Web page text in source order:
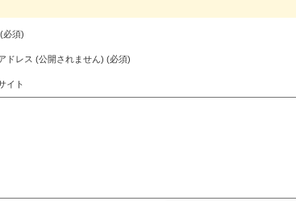
必須)
ドレス (公開されません) (必須)
イト